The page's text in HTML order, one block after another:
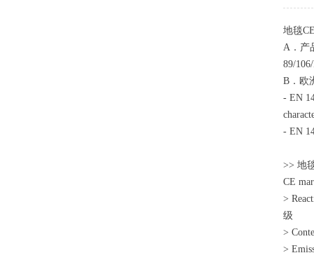
地毯
A．产
89/
B．欧
- EN
- EN
>> 地
CE
>
级
>
>